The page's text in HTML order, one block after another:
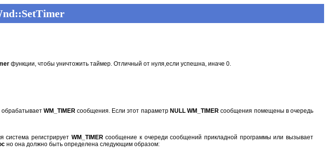
функции, чтобы уничтожить таймер. Отличный от нуля,если успешна, иначе 0.
обрабатывает WM_TIMER сообщения. Если этот параметр NULL WM_TIMER сообщения помещены в очередь
система регистрирует WM_TIMER сообщение к очереди сообщений прикладной программы или вызывает
но она должно быть определена следующим образом: